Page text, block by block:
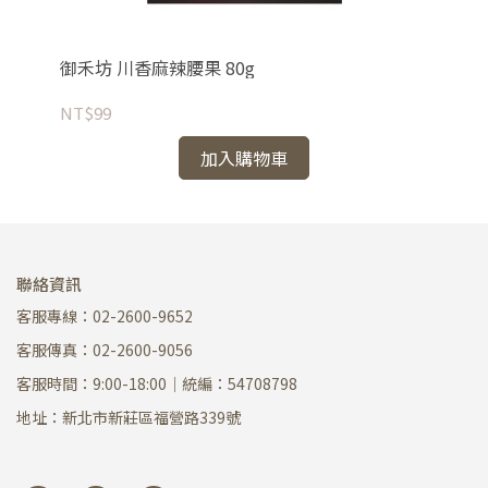
御禾坊 川香麻辣腰果 80g
NT$99
加入購物車
聯絡資訊
客服專線：02-2600-9652
客服傳真：02-2600-9056
客服時間：9:00-18:00｜統編：54708798
地址：新北市新莊區福營路339號